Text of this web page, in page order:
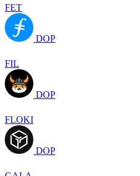
FET
DOP
FIL
DOP
FLOKI
DOP